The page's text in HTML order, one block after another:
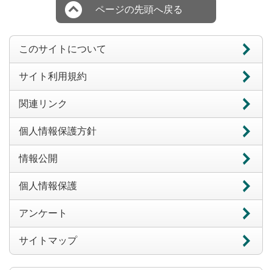
ページの先頭へ戻る
このサイトについて
サイト利用規約
関連リンク
個人情報保護方針
情報公開
個人情報保護
アンケート
サイトマップ